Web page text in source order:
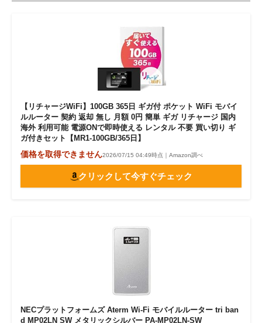
【リチャージWiFi】100GB 365日 ギガ付 ポケット WiFi モバイ
ルルーター 契約 返却 無し 月額 0円 簡単 ギガ リチャージ 国内
海外 利用可能 電源ONで即時使える レンタル 不要 買い切り ギ
ガ付きセット【MR1-100GB/365日】
価格を取得できません2026/07/15 04:49時点｜Amazon調べ
クリックして今すぐチェック
NECプラットフォームズ Aterm Wi-Fi モバイルルーター tri ban
d MP02LN SW メタリックシルバー PA-MP02LN-SW